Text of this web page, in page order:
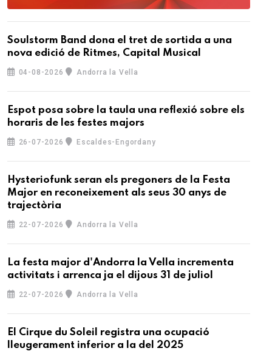
Soulstorm Band dona el tret de sortida a una
nova edició de Ritmes, Capital Musical
04-08-2026 Andorra la Vella
Espot posa sobre la taula una reflexió sobre els
horaris de les festes majors
26-07-2026 Escaldes-Engordany
Hysteriofunk seran els pregoners de la Festa
Major en reconeixement als seus 30 anys de
trajectòria
22-07-2026 Andorra la Vella
La festa major d'Andorra la Vella incrementa
activitats i arrenca ja el dijous 31 de juliol
22-07-2026 Andorra la Vella
El Cirque du Soleil registra una ocupació
lleugerament inferior a la del 2025